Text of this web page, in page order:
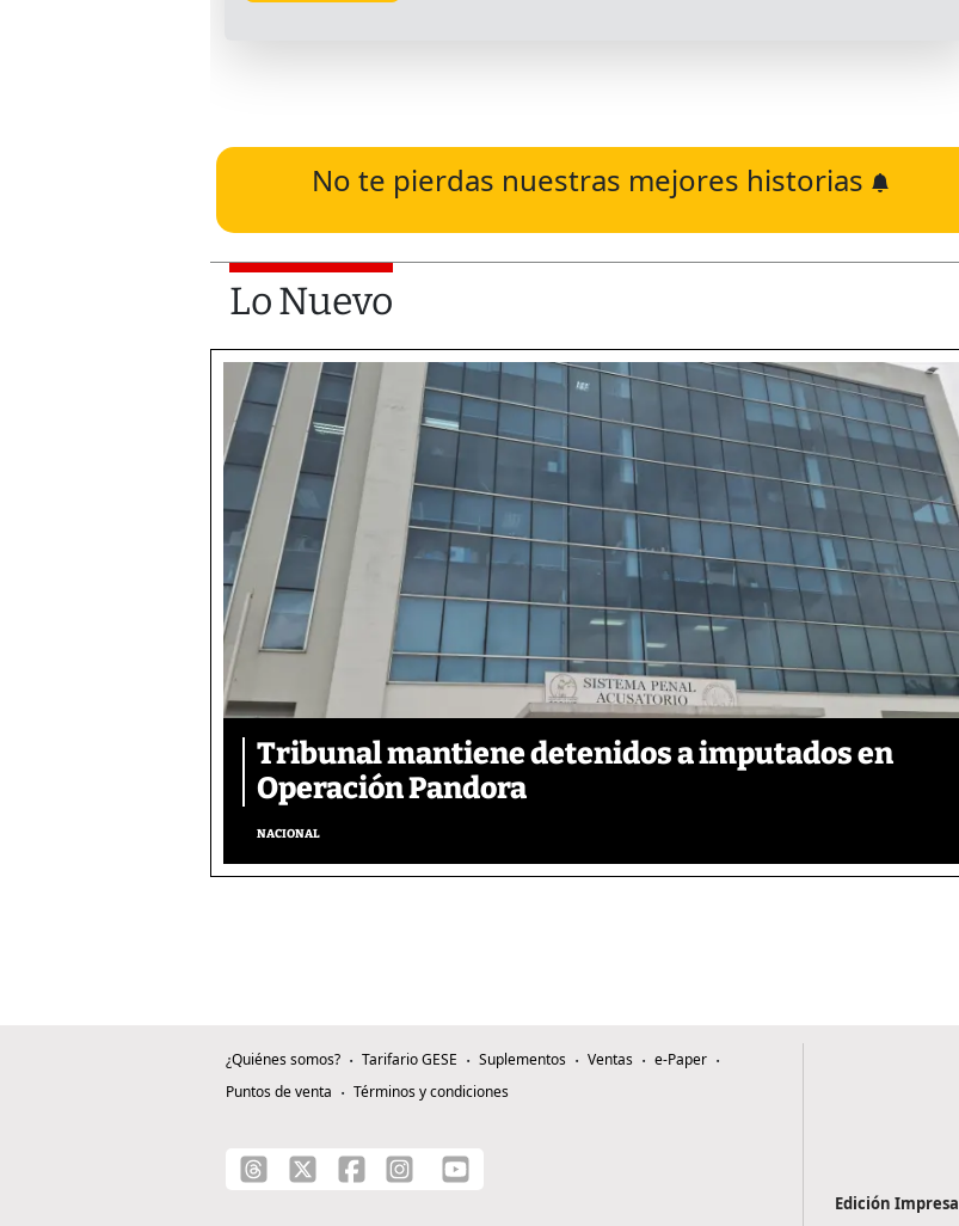
No te pierdas nuestras mejores historias
Lo Nuevo
Tribunal mantiene detenidos a imputados en
Operación Pandora
NACIONAL
¿Quiénes somos? Tarifario GESE Suplementos Ventas
e-Paper
Puntos de venta
Términos y condiciones
Edición Impresa